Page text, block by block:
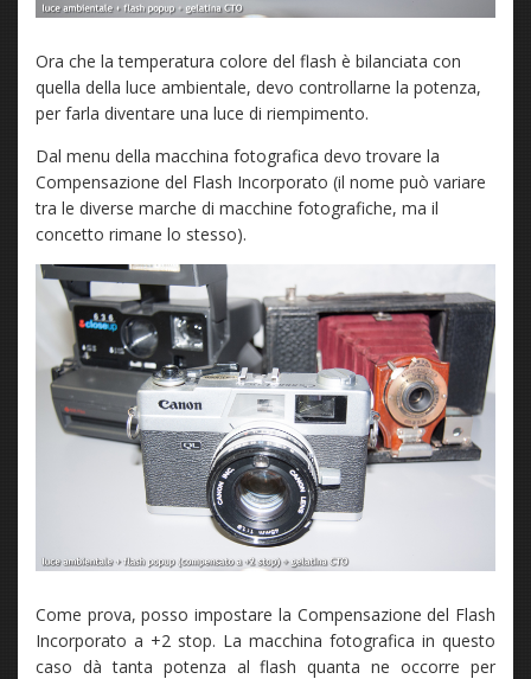
Ora che la temperatura colore del flash è bilanciata con
quella della luce ambientale, devo controllarne la potenza,
per farla diventare una luce di riempimento.
Dal menu della macchina fotografica devo trovare la
Compensazione del Flash Incorporato (il nome può variare
tra le diverse marche di macchine fotografiche, ma il
concetto rimane lo stesso).
Come prova, posso impostare la Compensazione del Flash
Incorporato a +2 stop. La macchina fotografica in questo
caso dà tanta potenza al flash quanta ne occorre per